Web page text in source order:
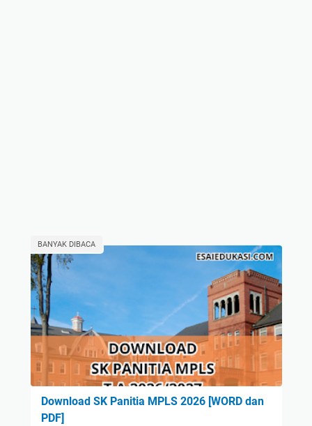
BANYAK DIBACA
Download SK Panitia MPLS 2026 [WORD dan
PDF]